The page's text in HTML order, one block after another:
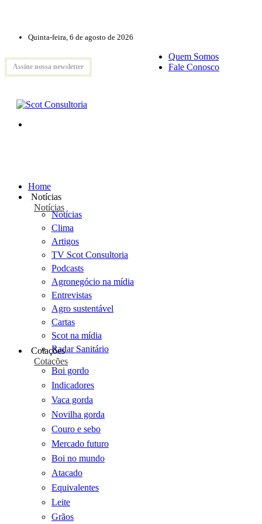
Quinta-feira, 6 de agosto de 2026
Assine nossa newsletter
Quem Somos
Fale Conosco
Home
Notícias
Notícias
Notícias
Clima
Artigos
TV Scot Consultoria
Podcasts
Agronegócio na mídia
Entrevistas
Agro sustentável
Cartas
Scot na mídia
Radar Sanitário
Cotações
Cotações
Boi gordo
Indicadores
Vaca gorda
Novilha gorda
Couro e sebo
Mercado futuro
Boi no mundo
Atacado
Equivalentes
Leite
Grãos